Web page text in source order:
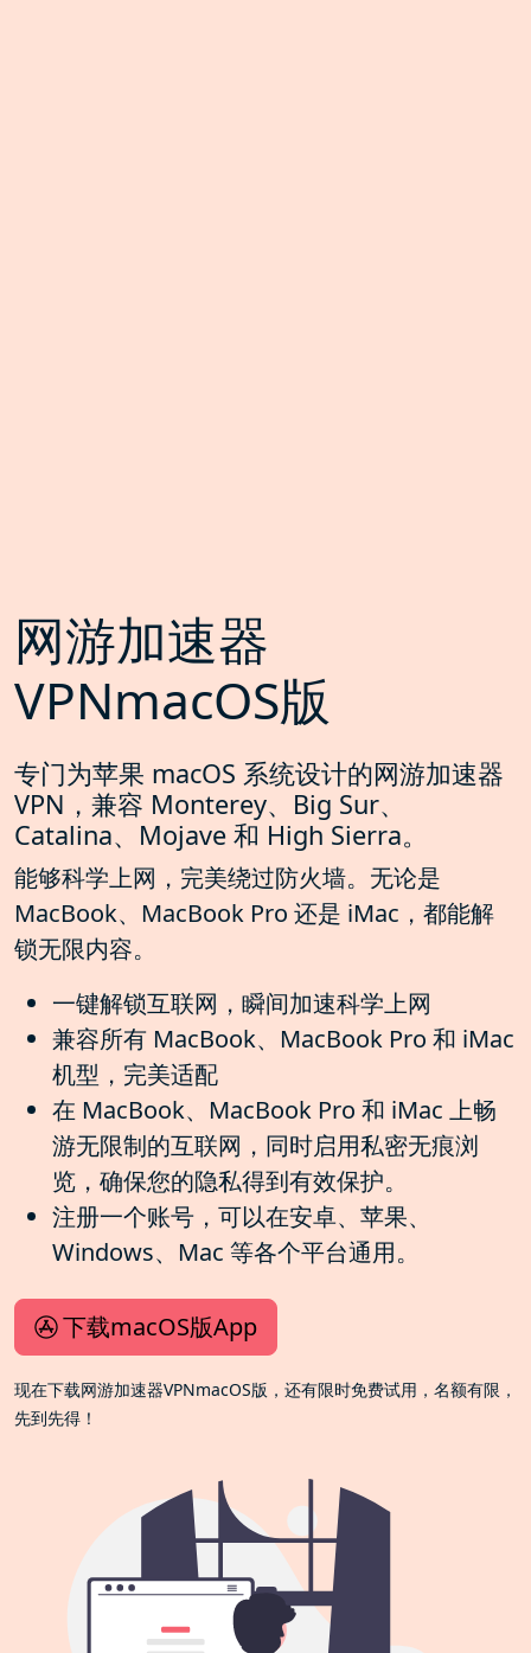
网游加速器
VPNmacOS版
专门为苹果 macOS 系统设计的网游加速器
VPN，兼容 Monterey、Big Sur、
Catalina、Mojave 和 High Sierra。
能够科学上网，完美绕过防火墙。无论是
MacBook、MacBook Pro 还是 iMac，都能解
锁无限内容。
一键解锁互联网，瞬间加速科学上网
兼容所有 MacBook、MacBook Pro 和 iMac
机型，完美适配
在 MacBook、MacBook Pro 和 iMac 上畅
游无限制的互联网，同时启用私密无痕浏
览，确保您的隐私得到有效保护。
注册一个账号，可以在安卓、苹果、
Windows、Mac 等各个平台通用。
下载macOS版App
现在下载网游加速器VPNmacOS版，还有限时免费试用，名额有限，
先到先得！